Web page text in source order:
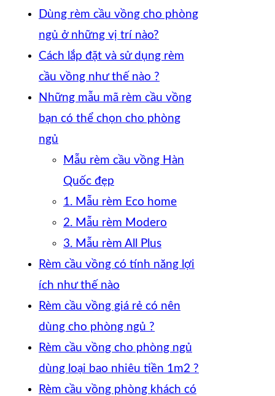
Dùng rèm cầu vồng cho phòng
ngủ ở những vị trí nào?
Cách lắp đặt và sử dụng rèm
cầu vồng như thế nào ?
Những mẫu mã rèm cầu vồng
bạn có thể chọn cho phòng
ngủ
Mẫu rèm cầu vồng Hàn
Quốc đẹp
1. Mẫu rèm Eco home
2. Mẫu rèm Modero
3. Mẫu rèm All Plus
Rèm cầu vồng có tính năng lợi
ích như thế nào
Rèm cầu vồng giá rẻ có nên
dùng cho phòng ngủ ?
Rèm cầu vồng cho phòng ngủ
dùng loại bao nhiêu tiền 1m2 ?
Rèm cầu vồng phòng khách có